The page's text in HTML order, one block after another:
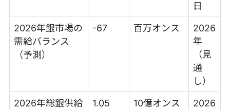
日
2026年銀市場の
需給バランス
（予測）
-67 百万オンス
2026
年
（見
通
し）
2026年総銀供給
1.05 10億オンス
2026